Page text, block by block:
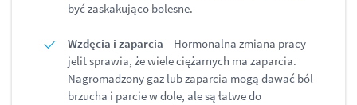
być zaskakująco bolesne.
Wzdęcia i zaparcia – Hormonalna zmiana pracy
jelit sprawia, że wiele ciężarnych ma zaparcia.
Nagromadzony gaz lub zaparcia mogą dawać ból
brzucha i parcie w dole, ale są łatwe do